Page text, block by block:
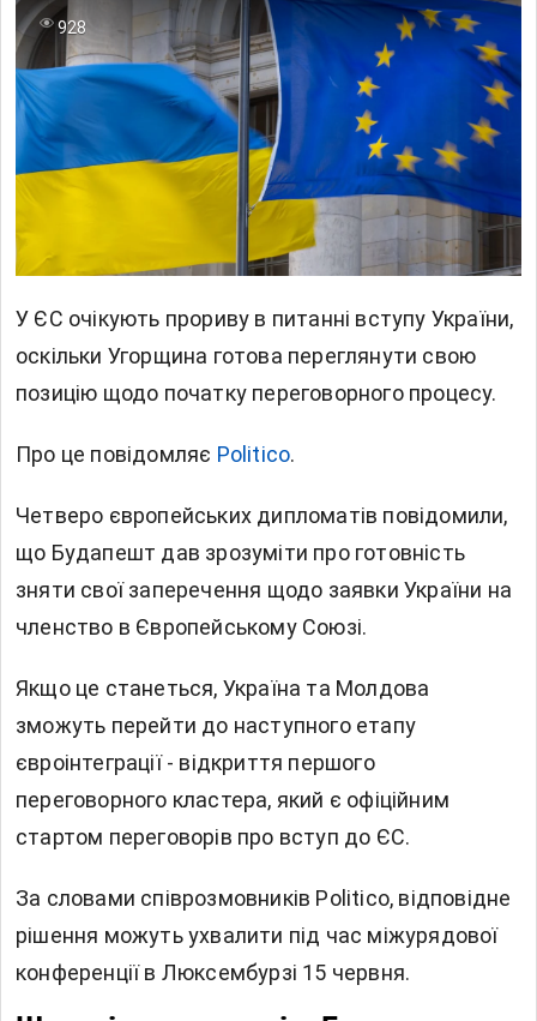
928
У ЄС очікують прориву в питанні вступу України,
оскільки Угорщина готова переглянути свою
позицію щодо початку переговорного процесу.
Про це повідомляє Politico.
Четверо європейських дипломатів повідомили,
що Будапешт дав зрозуміти про готовність
зняти свої заперечення щодо заявки України на
членство в Європейському Союзі.
Якщо це станеться, Україна та Молдова
зможуть перейти до наступного етапу
євроінтеграції - відкриття першого
переговорного кластера, який є офіційним
стартом переговорів про вступ до ЄС.
За словами співрозмовників Politico, відповідне
рішення можуть ухвалити під час міжурядової
конференції в Люксембурзі 15 червня.